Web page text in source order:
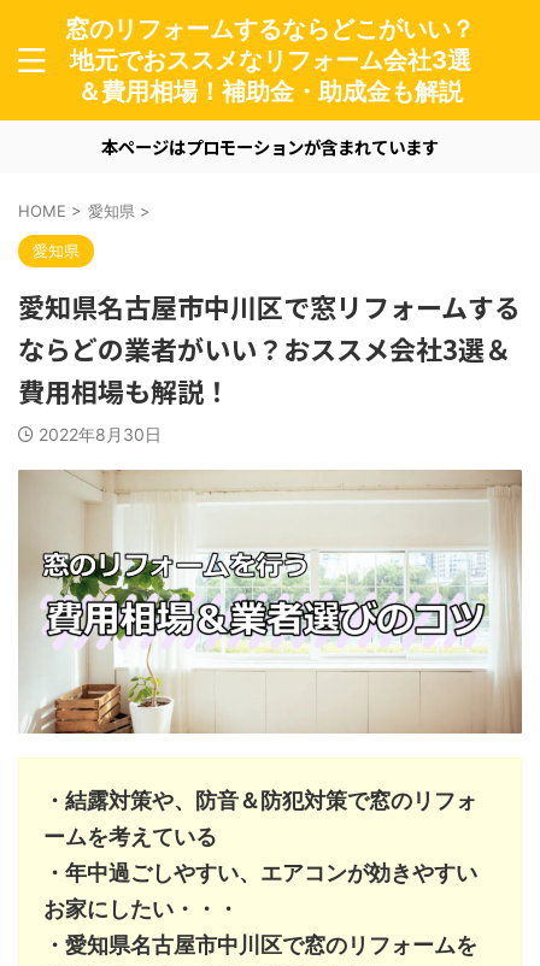
窓のリフォームするならどこがいい？
地元でおススメなリフォーム会社3選
＆費用相場！補助金・助成金も解説
本ページはプロモーションが含まれています
HOME > 愛知県 >
愛知県
愛知県名古屋市中川区で窓リフォームする
ならどの業者がいい？おススメ会社3選＆
費用相場も解説！
2022年8月30日
・結露対策や、防音＆防犯対策で窓のリフォ
ームを考えている
・年中過ごしやすい、エアコンが効きやすい
お家にしたい・・・
・愛知県名古屋市中川区で窓のリフォームを